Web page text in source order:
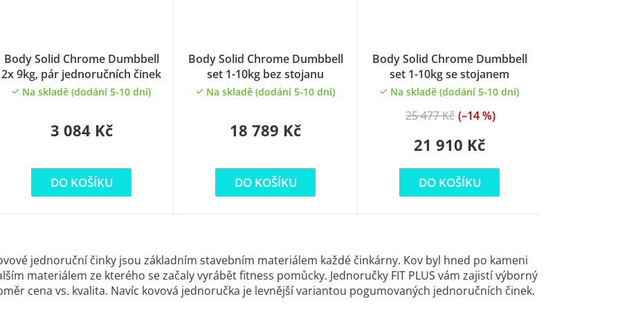
Body Solid Chrome Dumbbell
2x 9kg, pár jednoručních činek
Na skladě (dodání 5-10 dní)
3 084 Kč
DO KOŠÍKU
Body Solid Chrome Dumbbell
set 1-10kg bez stojanu
Na skladě (dodání 5-10 dní)
18 789 Kč
DO KOŠÍKU
Body Solid Chrome Dumbbell
set 1-10kg se stojanem
Na skladě (dodání 5-10 dní)
21 910 Kč
25 477 Kč (–14 %)
DO KOŠÍKU
v
l
á
jednoruční činky jsou základním stavebním materiálem každé činkárny. Kov byl hned po kameni
materiálem ze kterého se začaly vyrábět fitness pomůcky. Jednoručky FIT PLUS vám zajistí výborný
cena vs. kvalita. Navíc kovová jednoručka je levnější variantou pogumovaných jednoručních činek.